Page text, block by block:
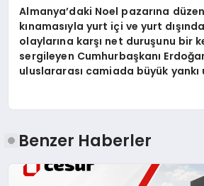
Almanya’daki Noel pazarına
kınamasıyla yurt içi ve yurt
olaylarına karşı net duruşunu bir
sergileyen Cumhurbaşkanı
uluslararası camiada büyük yankı
Benzer Haberler